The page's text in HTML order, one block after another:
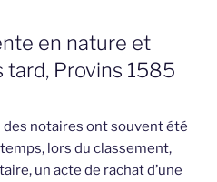
en nature et
tard, Provins 1585
notaires ont souvent été
lors du classement,
un acte de rachat d’une